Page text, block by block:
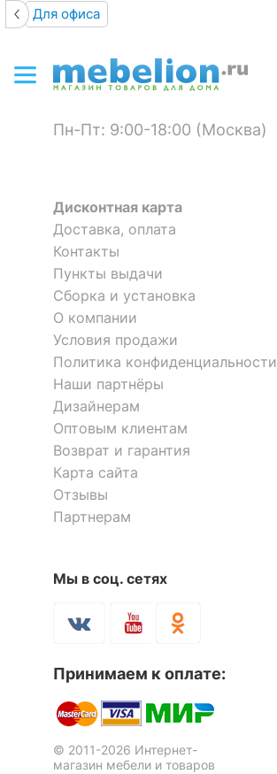
Для офиса
Пн-Пт: 9:00-18:00 (Москва)
Дисконтная карта
Доставка, оплата
Контакты
Пункты выдачи
Сборка и установка
О компании
Условия продажи
Политика конфиденциальности
Наши партнёры
Дизайнерам
Оптовым клиентам
Возврат и гарантия
Карта сайта
Отзывы
Партнерам
Мы в соц. сетях
Принимаем к оплате:
© 2011-2026 Интернет-
магазин мебели и товаров